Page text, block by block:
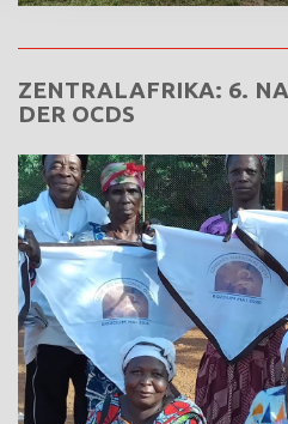
ZENTRALAFRIKA: 6.
DER OCDS